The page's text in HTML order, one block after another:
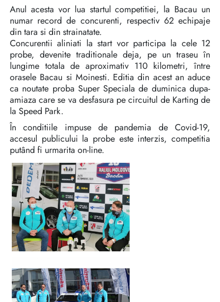
Anul acesta vor lua startul competitiei, la Bacau un
numar record de concurenti, respectiv 62 echipaje
din tara si din strainatate.
Concurentii aliniati la start vor participa la cele 12
probe, devenite traditionale deja, pe un traseu în
lungime totala de aproximativ 110 kilometri, între
orasele Bacau si Moinesti. Editia din acest an aduce
ca noutate proba Super Speciala de duminica dupa-
amiaza care se va desfasura pe circuitul de Karting de
la Speed Park.
În conditiile impuse de pandemia de Covid-19,
accesul publicului la probe este interzis, competitia
putând fi urmarita on-line.